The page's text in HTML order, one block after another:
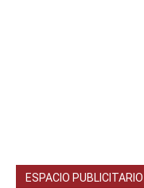
ESPACIO PUBLICITARIO